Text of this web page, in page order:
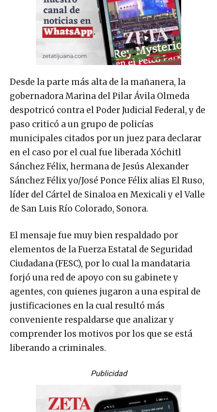
Desde la parte más alta de la mañanera, la
gobernadora Marina del Pilar Ávila Olmeda
despotricó contra el Poder Judicial Federal, y de
paso criticó a un grupo de policías
municipales citados por un juez para declarar
en el caso por el cual fue liberada Xóchitl
Sánchez Félix, hermana de Jesús Alexander
Sánchez Félix yo/José Ponce Félix alias El Ruso,
líder del Cártel de Sinaloa en Mexicali y el Valle
de San Luis Río Colorado, Sonora.
El mensaje fue muy bien respaldado por
elementos de la Fuerza Estatal de Seguridad
Ciudadana (FESC), por lo cual la mandataria
forjó una red de apoyo con su gabinete y
agentes, con quienes jugaron a una espiral de
justificaciones en la cual resultó más
conveniente respaldarse que analizar y
comprender los motivos por los que se está
liberando a criminales.
Publicidad